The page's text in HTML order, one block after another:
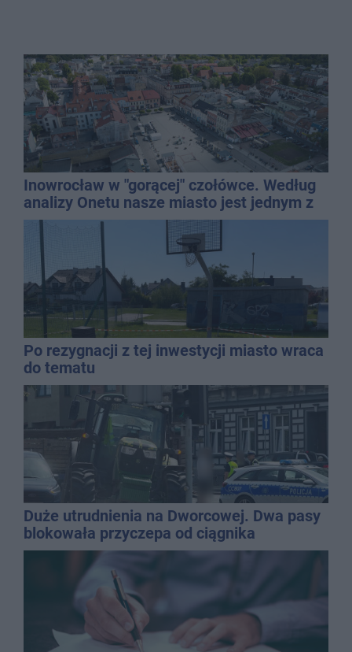
Inowrocław w "gorącej" czołówce. Według
analizy Onetu nasze miasto jest jednym z
najbardziej narażonych na upały
Po rezygnacji z tej inwestycji miasto wraca
do tematu
Duże utrudnienia na Dworcowej. Dwa pasy
blokowała przyczepa od ciągnika